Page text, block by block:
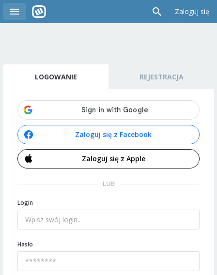
Zaloguj się
LOGOWANIE REJESTRACJA
Zaloguj się z Facebook
Zaloguj się z Apple
LUB
Login
Hasło